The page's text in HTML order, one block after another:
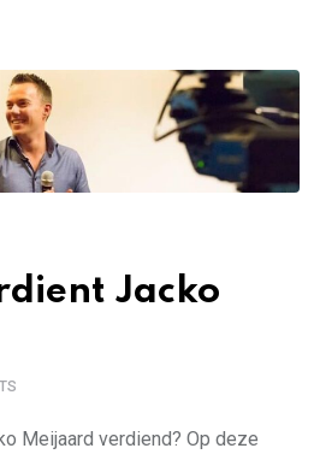
Jacko
Meijaard verdiend? Op deze